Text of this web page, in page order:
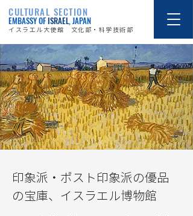
CULTURAL SECTION
EMBASSY OFISRAEL, JAPAN
イスラエル大使館 文化部・科学技術部
印象派・ポスト印象派の優品
の宝庫、イスラエル博物館